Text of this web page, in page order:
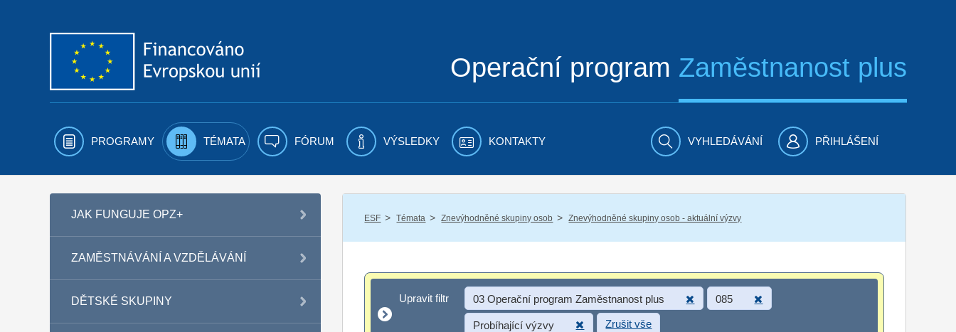
Operační program Zaměstnanost plus
PROGRAMY TÉMATA FÓRUM VÝSLEDKY KONTAKTY VYHLEDÁVÁNÍ PŘIHLÁŠENÍ
JAK FUNGUJE OPZ+
ZAMĚSTNÁVÁNÍ A VZDĚLÁVÁNÍ
DĚTSKÉ SKUPINY
ESF / Témata / Znevýhodněné skupiny osob / Znevýhodněné skupiny osob - aktuální výzvy
Upravit filtr
Upravit filtr 03 Operační program Zaměstnanost plus 085
Probíhající výzvy Zrušit vše